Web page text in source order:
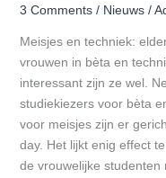
3 Comments / Nieuws/
Meisjes en techniek:
vrouwen in bèta en
interessant zijn ze wel.
studiekiezers voor bèta
voor meisjes zijn er
day. Het lijkt enig effect
de vrouwelijke
elders
het
gewoon